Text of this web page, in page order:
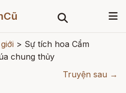
> Sự tích hoa Cẩm
chung thủy
Truyện sau →